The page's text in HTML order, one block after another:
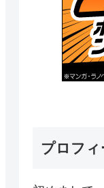
プロフィ